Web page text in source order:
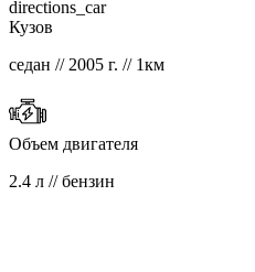
directions_car
Кузов
седан // 2005 г. // 1км
Объем двигателя
2.4 л // бензин